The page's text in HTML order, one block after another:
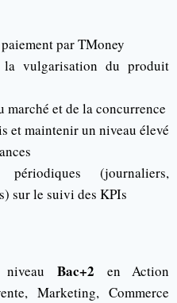
par TMoney
vulgarisation du produit
et de la concurrence
et maintenir un niveau élevé
(journaliers,
sur le suivi des KPIs
niveauBac+2 en Action
Marketing, Commerce